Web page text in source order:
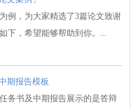
例，为大家精选了3篇论文致谢
下，希望能够帮助到你。...
期报告模板
务书及中期报告展示的是答辩